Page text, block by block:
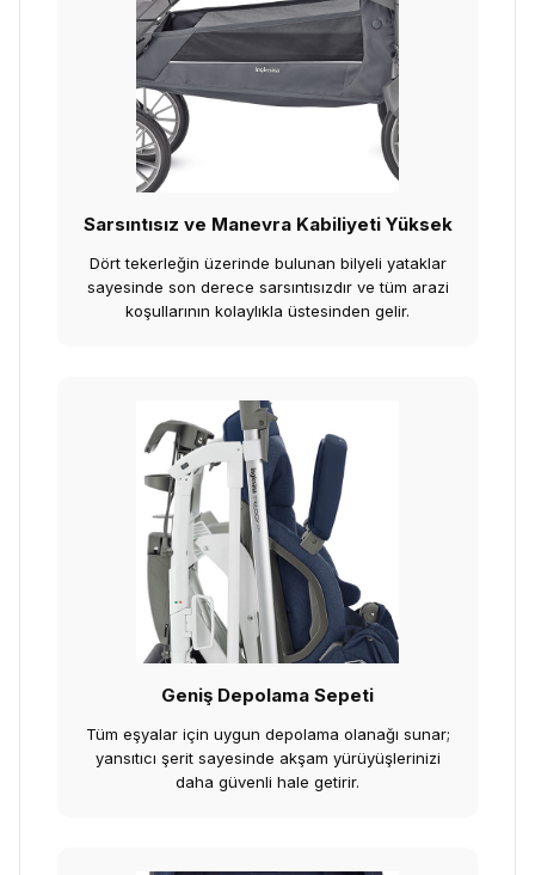
Sarsıntısız ve Manevra Kabiliyeti Yüksek
Dört tekerleğin üzerinde bulunan bilyeli yataklar
sayesinde son derece sarsıntısızdır ve tüm arazi
koşullarının kolaylıkla üstesinden gelir.
Geniş Depolama Sepeti
Tüm eşyalar için uygun depolama olanağı sunar;
yansıtıcı şerit sayesinde akşam yürüyüşlerinizi
daha güvenli hale getirir.